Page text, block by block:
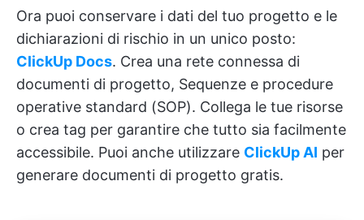
Ora puoi conservare i dati del tuo progetto e le
dichiarazioni di rischio in un unico posto:
ClickUp Docs. Crea una rete connessa di
documenti di progetto, Sequenze e procedure
operative standard (SOP). Collega le tue risorse
o crea tag per garantire che tutto sia facilmente
accessibile. Puoi anche utilizzare ClickUp AI per
generare documenti di progetto gratis.